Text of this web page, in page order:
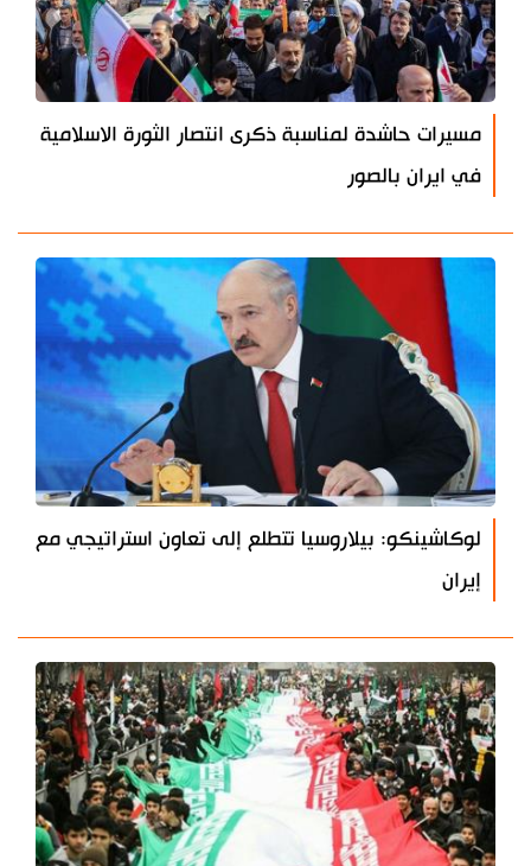
مسيرات حاشدة لمناسبة ذكرى انتصار الثورة الاسلامية
في ايران بالصور
لوكاشينكو: بيلاروسيا تتطلع إلى تعاون استراتيجي مع
إيران